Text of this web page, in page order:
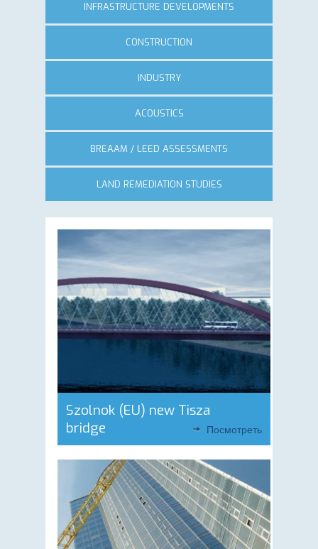
INFRASTRUCTURE DEVELOPMENTS
CONSTRUCTION
INDUSTRY
ACOUSTICS
BREAAM / LEED ASSESSMENTS
LAND REMEDIATION STUDIES
Szolnok (EU) new Tisza
bridge
Посмотреть